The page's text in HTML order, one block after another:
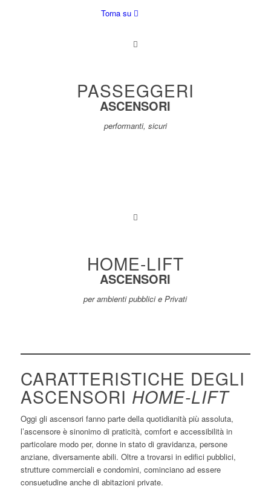
Torna su
PASSEGGERI
ASCENSORI
performanti, sicuri
HOME-LIFT
ASCENSORI
per ambienti pubblici e Privati
CARATTERISTICHE DEGLI
ASCENSORI HOME-LIFT
Oggi gli ascensori fanno parte della quotidianità più assoluta,
l’ascensore è sinonimo di praticità, comfort e accessibilità in
particolare modo per, donne in stato di gravidanza, persone
anziane, diversamente abili. Oltre a trovarsi in edifici pubblici,
strutture commerciali e condomini, cominciano ad essere
consuetudine anche di abitazioni private.